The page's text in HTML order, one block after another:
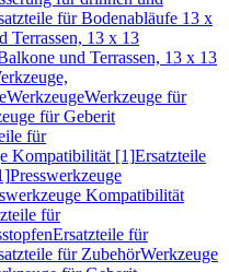
für Bodenabläufe 13 x
Terrassen, 13 x 13
und Terrassen, 13 x 13
WerkzeugeWerkzeuge für
für Geberit
für
Kompatibilität [1]Ersatzteile
Presswerkzeuge
Kompatibilität
für
Ersatzteile für
für ZubehörWerkzeuge